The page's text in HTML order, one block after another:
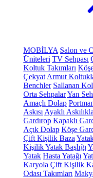
MOBİLYA Salon ve
Üniteleri TV Sehpası
Koltuk Takımları
Çekyat Armut
Benchler Sallanan
Orta SehpalarYan
Amaçlı Dolap
Askısı Ayaklı
Gardırop Kapaklı
Açık Dolap Köşe
Çift Kişilik Baza
Kişilik Yatak Başlığı
Yatak Hasta Yatağı
Karyola Çift Kişilik
Odası Takımları